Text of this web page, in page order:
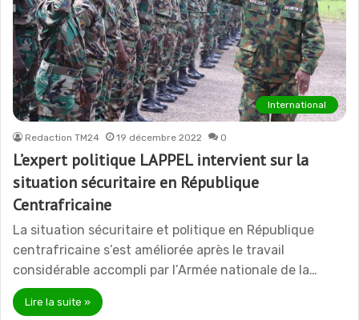
International
Redaction TM24 19 décembre 2022 0
L’expert politique LAPPEL intervient sur la
situation sécuritaire en République
Centrafricaine
La situation sécuritaire et politique en République
centrafricaine s’est améliorée après le travail
considérable accompli par l’Armée nationale de la…
Lire la suite »